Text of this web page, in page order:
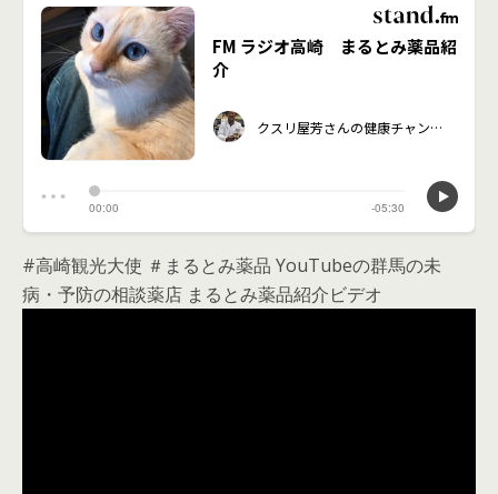
#高崎観光大使 ＃まるとみ薬品 YouTubeの群馬の未
病・予防の相談薬店 まるとみ薬品紹介ビデオ